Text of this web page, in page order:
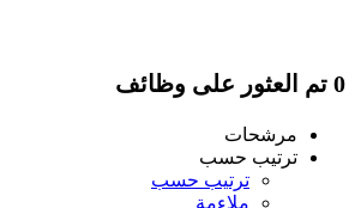
0 تم العثور على وظائف
مرشحات
ترتيب حسب
ترتيب حسب
ملاءمة